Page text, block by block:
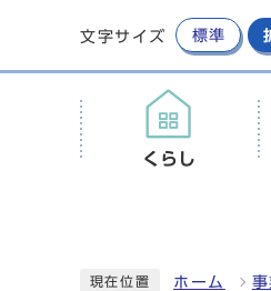
文字サイズ 標準
くらし
現在位置 ホーム